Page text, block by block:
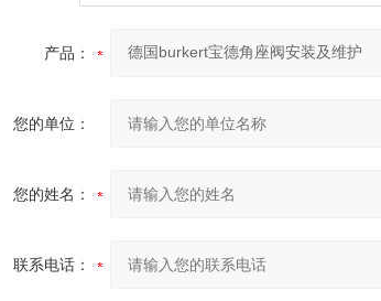
产品：
您的单位：
您的姓名：
联系电话：